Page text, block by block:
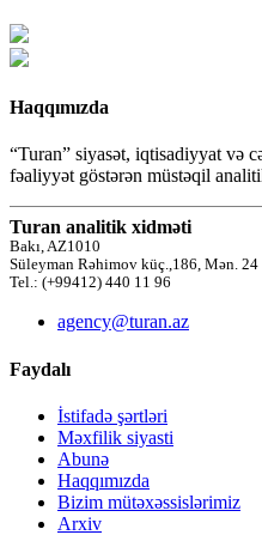
Haqqımızda
“Turan” siyasət, iqtisadiyyat və
fəaliyyət göstərən müstəqil
Turan analitik xidməti
Bakı, AZ1010
Süleyman Rəhimov küç.,186, Mən. 24
Tel.: (+99412) 440 11 96
agency@turan.az
Faydalı
İstifadə şərtləri
Məxfilik siyasti
Abunə
Haqqımızda
Bizim mütəxəssislərimiz
Arxiv